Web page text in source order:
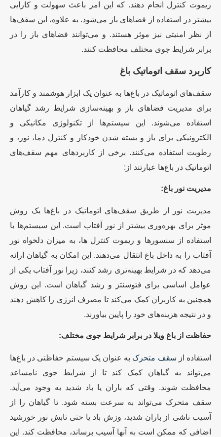
ریموت کنترل انجام دهند. که این امر باعث سهولت و کارایی
بیشتر در استفاده از فضاهای باز می‌شود. به علاوه، این سقف‌ها
از نظر امنیتی نیز موثر هستند. و می‌توانند فضاهای باز را در
برابر شرایط جوی مختلف محافظت کنند.
کاربرد سقف اتوماتیک باغ
سقف‌های اتوماتیک در باغ‌ها به عنوان یک ابزار هوشمند و کارآمد
برای مدیریت فضاهای باز و بهینه‌سازی شرایط رشد گیاهان
استفاده می‌شوند. این سیستم‌ها از تکنولوژی مکانیکی و
الکترونیکی برای باز و بسته شدن خودکار و کنترل دما، نور، و
رطوبت استفاده می‌کنند. برخی از کاربردهای مهم سقف‌های
اتوماتیک در باغ‌ها عبارتند از:
مدیریت نور باغ:
مدیریت نور از طریق سقف‌های اتوماتیک در باغ‌ها یک روش
موثر برای بهره‌وری بیشتر از نور آفتاب است. این سیستم‌ها با
استفاده از سنسورها و ریموت کنترل ها، به میزان دلخواه نور
آفتاب را به داخل باغ انتقال می‌دهند. این امکان به گیاهان ارائه
می‌دهد که در شرایط بهینه‌تری رشد کنند، زیرا نور آفتاب یکی از
عوامل اساسی برای فتوسنتز و رشد گیاهان است. این روش
همچنین به کاربران کمک می‌کند تا مصرف انرژی را کاهش دهند
و در نتیجه هزینه‌های خود را پایین بیاورند.
حفاظت از باغ ویلا در برابر شرایط جوی مختلف:
استفاده از سقف متحرک به عنوان یک سیستم حفاظتی در باغ‌ها
می‌تواند به گیاهان کمک کند تا از شرایط جوی نامساعد
محافظت شوند. وقتی که باران یا باد شدید به وجود می‌آید.
سقف متحرک می‌تواند به سرعت بسته شود. تا گیاهان را از
آسیب ناشی از باران شدید، وزش باد یا حتی تابش نور خورشید
اضافی که ممکن است به آنها آسیب برساند، محافظت کند. این